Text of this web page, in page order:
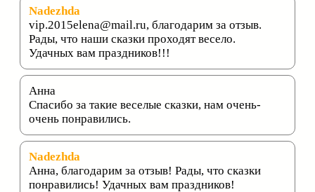
Nadezhda
vip.2015elena@mail.ru, благодарим за отзыв.
Рады, что наши сказки проходят весело.
Удачных вам праздников!!!
Анна
Спасибо за такие веселые сказки, нам очень-
очень понравились.
Nadezhda
Анна, благодарим за отзыв! Рады, что сказки
понравились! Удачных вам праздников!